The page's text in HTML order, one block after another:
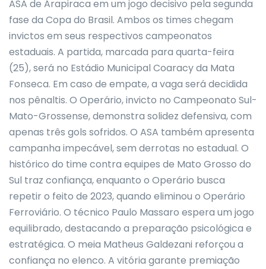
ASA de Arapiraca em um jogo decisivo pela segunda
fase da Copa do Brasil. Ambos os times chegam
invictos em seus respectivos campeonatos
estaduais. A partida, marcada para quarta-feira
(25), será no Estádio Municipal Coaracy da Mata
Fonseca. Em caso de empate, a vaga será decidida
nos pênaltis. O Operário, invicto no Campeonato Sul-
Mato-Grossense, demonstra solidez defensiva, com
apenas três gols sofridos. O ASA também apresenta
campanha impecável, sem derrotas no estadual. O
histórico do time contra equipes de Mato Grosso do
Sul traz confiança, enquanto o Operário busca
repetir o feito de 2023, quando eliminou o Operário
Ferroviário. O técnico Paulo Massaro espera um jogo
equilibrado, destacando a preparação psicológica e
estratégica. O meia Matheus Galdezani reforçou a
confiança no elenco. A vitória garante premiação